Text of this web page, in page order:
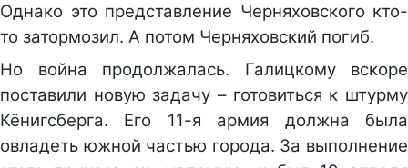
Однако это представление Черняховского кто-
то затормозил. А потом Черняховский погиб.
Но война продолжалась. Галицкому вскоре
поставили новую задачу – готовиться к штурму
Кёнигсберга. Его 11-я армия должна была
овладеть южной частью города. За выполнение